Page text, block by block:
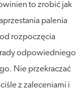
to zrobić jak
palenia
rozpoczęcia
odpowiedniego
Nie przekraczać
z zaleceniami i